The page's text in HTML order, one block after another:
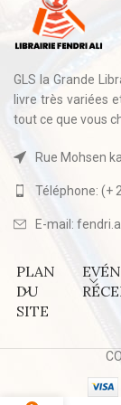
GLS la Grande
livre très variées
tout ce que vous
Rue Mohsen
Téléphone: (+
E-mail:
PLAN
DU
SITE